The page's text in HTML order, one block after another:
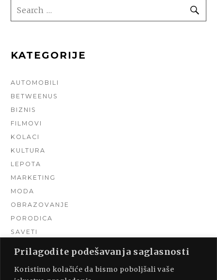
Prilagodite podešavanja saglasnosti
Koristimo kolačiće da bismo poboljšali vaše
SEARCH
FOR:
KATEGORIJE
AUTOMOBILI
BETWEENUS
BIZNIS
FILMOVI
KOLACI
KULTURA
LEPOTA
MARKETING
MODA
OBRAZOVANJE
PORODICA
SAVETI
TURIZAM
UNCATEGORIZED